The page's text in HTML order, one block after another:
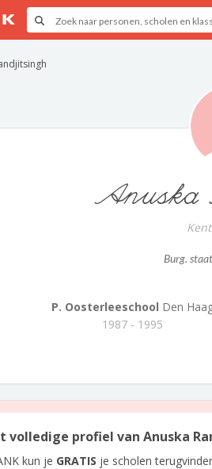
Anuska
Burg.
P. Oosterleeschool Den
1987 - 1995
volledige profiel van Anuska
kun je GRATIS je scholen